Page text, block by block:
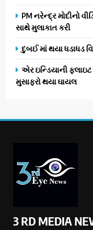
PM નરેન્દ્ર મોદીનો
સાથે મુલાકાત કરી
દુબઈ માં થયા ધડાધડ
એર ઇન્ડિયાની
મુસાફરો થયા ઘાયલ
3 RD MEDIA